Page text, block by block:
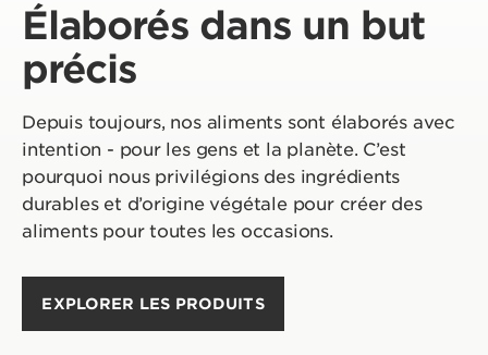
Élaborés dans un but
précis
Depuis toujours, nos aliments sont élaborés avec
intention - pour les gens et la planète. C’est
pourquoi nous privilégions des ingrédients
durables et d’origine végétale pour créer des
aliments pour toutes les occasions.
EXPLORER LES PRODUITS